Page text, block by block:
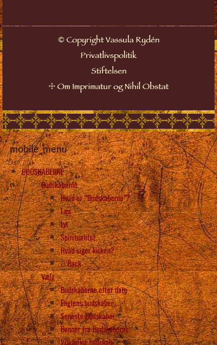
©Copyright Vassula Rydén
Privatlivspolitik
Stiftelsen
☩ Om Imprimatur og Nihil Obstat
mobile_menu
BUDSKABERNE
Budskaberne
Hvad er “Budskaberne”?
Læs
Lyt
Spiritualitet
Hvad siger kirken?
Back
Vælg
Budskaberne efter dato
Englens budskaber
Seneste Budskaber
Bønner fra Budskaberne
Vilkårligt budskab